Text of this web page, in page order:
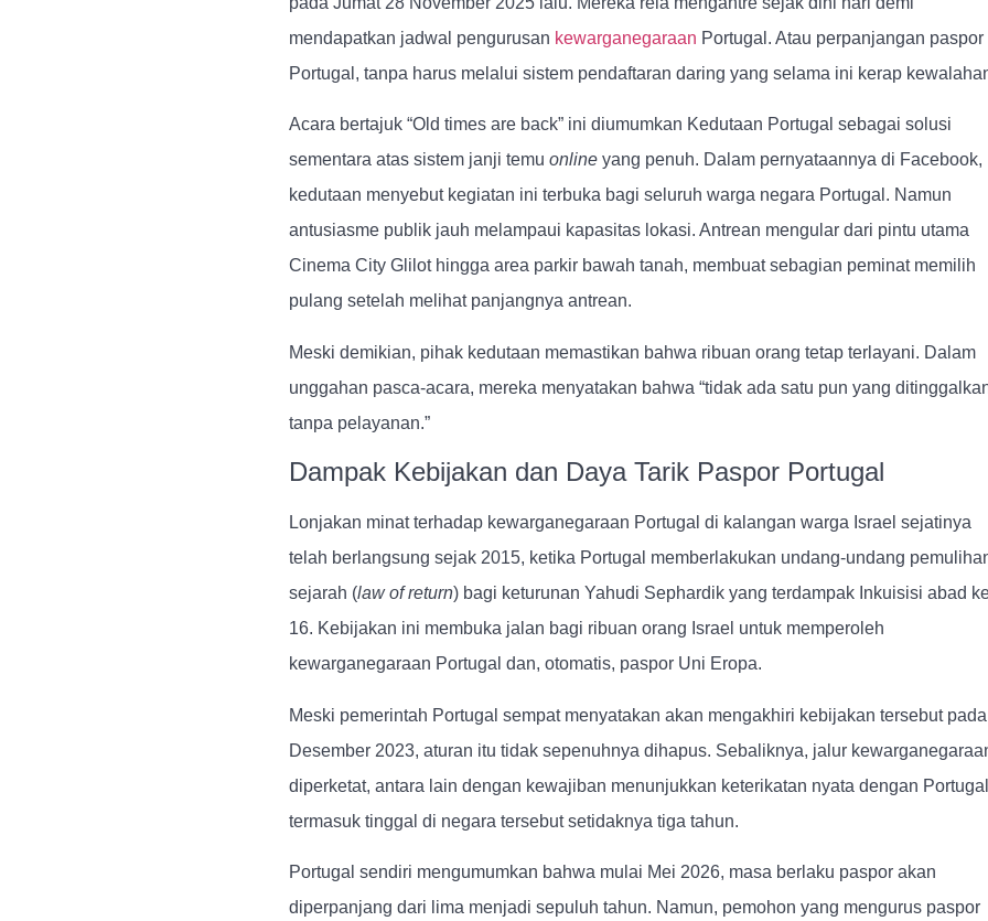
mendapatkan jadwal pengurusan kewarganegaraan Portugal. Atau perpanjangan paspor
Portugal, tanpa harus melalui sistem pendaftaran daring yang selama ini kerap
Acara bertajuk “Old times are back” ini diumumkan Kedutaan Portugal sebagai solusi
sementara atas sistem janji temu onlineyang penuh. Dalam pernyataannya di Facebook,
kedutaan menyebut kegiatan ini terbuka bagi seluruh warga negara Portugal. Namun
antusiasme publik jauh melampaui kapasitas lokasi. Antrean mengular dari pintu utama
Cinema City Glilot hingga area parkir bawah tanah, membuat sebagian peminat memilih
pulang setelah melihat panjangnya antrean.
Meski demikian, pihak kedutaan memastikan bahwa ribuan orang tetap terlayani. Dalam
unggahan pasca-acara, mereka menyatakan bahwa “tidak ada satu pun yang
tanpa pelayanan.”
Dampak Kebijakan dan Daya Tarik Paspor Portugal
Lonjakan minat terhadap kewarganegaraan Portugal di kalangan warga Israel sejatinya
telah berlangsung sejak 2015, ketika Portugal memberlakukan undang-undang
sejarah (law of return) bagi keturunan Yahudi Sephardik yang terdampak Inkuisisi abad
16. Kebijakan ini membuka jalan bagi ribuan orang Israel untuk memperoleh
kewarganegaraan Portugal dan, otomatis, paspor Uni Eropa.
Meski pemerintah Portugal sempat menyatakan akan mengakhiri kebijakan tersebut pada
Desember 2023, aturan itu tidak sepenuhnya dihapus. Sebaliknya, jalur
diperketat, antara lain dengan kewajiban menunjukkan keterikatan nyata dengan
termasuk tinggal di negara tersebut setidaknya tiga tahun.
Portugal sendiri mengumumkan bahwa mulai Mei 2026, masa berlaku paspor akan
diperpanjang dari lima menjadi sepuluh tahun. Namun, pemohon yang mengurus paspor